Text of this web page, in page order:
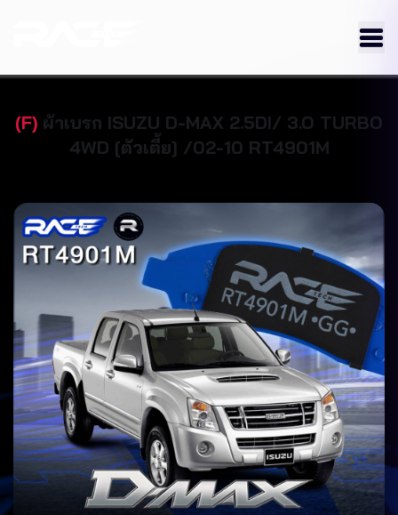
(F) ผ้าเบรก ISUZU D-MAX 2.5DI/ 3.O TURBO
4WD [ตัวเตี้ย] /02-10 RT4901M